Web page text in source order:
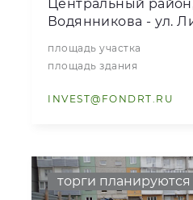
Центральный
Водянникова - ул.
площадь участка
площадь здания
INVEST@FONDRT.RU
торги планируются